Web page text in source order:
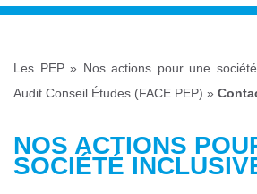
Les PEP» Nos actions pour une
Audit Conseil Études (FACE PEP) »
NOS ACTIONS
SOCIÉTÉ